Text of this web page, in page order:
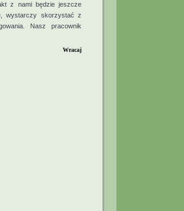
z nami będzie jeszcze
wystarczy skorzystać z
Nasz pracownik
Wracaj